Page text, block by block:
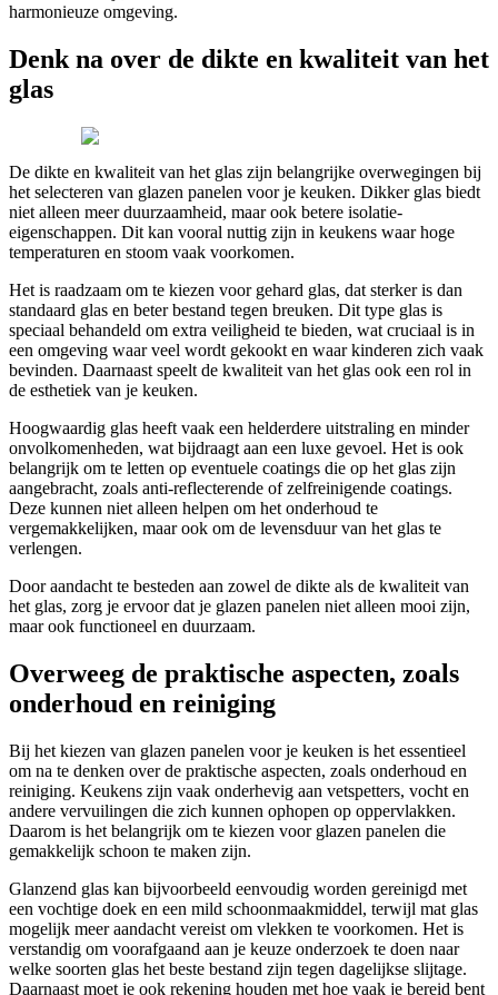
harmonieuze omgeving.
Denk na over de dikte en kwaliteit van het
glas
De dikte en kwaliteit van het glas zijn belangrijke overwegingen bij
het selecteren van glazen panelen voor je keuken. Dikker glas biedt
niet alleen meer duurzaamheid, maar ook betere isolatie-
eigenschappen. Dit kan vooral nuttig zijn in keukens waar hoge
temperaturen en stoom vaak voorkomen.
Het is raadzaam om te kiezen voor gehard glas, dat sterker is dan
standaard glas en beter bestand tegen breuken. Dit type glas is
speciaal behandeld om extra veiligheid te bieden, wat cruciaal is in
een omgeving waar veel wordt gekookt en waar kinderen zich vaak
bevinden. Daarnaast speelt de kwaliteit van het glas ook een rol in
de esthetiek van je keuken.
Hoogwaardig glas heeft vaak een helderdere uitstraling en minder
onvolkomenheden, wat bijdraagt aan een luxe gevoel. Het is ook
belangrijk om te letten op eventuele coatings die op het glas zijn
aangebracht, zoals anti-reflecterende of zelfreinigende coatings.
Deze kunnen niet alleen helpen om het onderhoud te
vergemakkelijken, maar ook om de levensduur van het glas te
verlengen.
Door aandacht te besteden aan zowel de dikte als de kwaliteit van
het glas, zorg je ervoor dat je glazen panelen niet alleen mooi zijn,
maar ook functioneel en duurzaam.
Overweeg de praktische aspecten, zoals
onderhoud en reiniging
Bij het kiezen van glazen panelen voor je keuken is het essentieel
om na te denken over de praktische aspecten, zoals onderhoud en
reiniging. Keukens zijn vaak onderhevig aan vetspetters, vocht en
andere vervuilingen die zich kunnen ophopen op oppervlakken.
Daarom is het belangrijk om te kiezen voor glazen panelen die
gemakkelijk schoon te maken zijn.
Glanzend glas kan bijvoorbeeld eenvoudig worden gereinigd met
een vochtige doek en een mild schoonmaakmiddel, terwijl mat glas
mogelijk meer aandacht vereist om vlekken te voorkomen. Het is
verstandig om voorafgaand aan je keuze onderzoek te doen naar
welke soorten glas het beste bestand zijn tegen dagelijkse slijtage.
Daarnaast moet je ook rekening houden met hoe vaak je bereid bent